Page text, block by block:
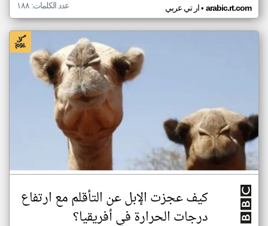
ار تي عربي• arabic.rt.com عدد الكلمات: ١٨٨
كيف عجزت الإبل عن التأقلم مع ارتفاع
درجات الحرارة في أفريقيا؟